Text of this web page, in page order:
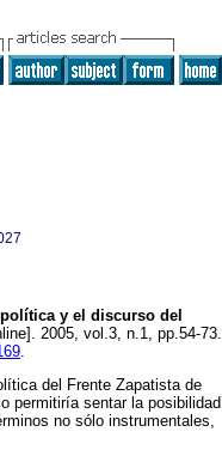
y el discurso del
2005, vol.3, n.1, pp.54-73.
.
del Frente Zapatista de
permitiría sentar la posibilidad
no sólo instrumentales,